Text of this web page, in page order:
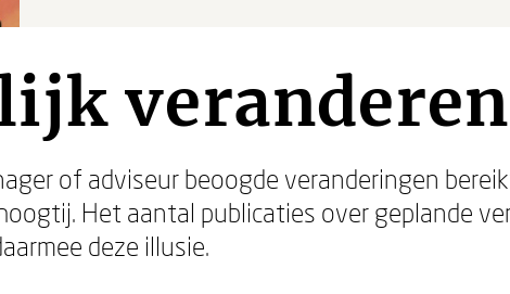
veranderen
of adviseur beoogde veranderingen
Het aantal publicaties over geplande
deze illusie.